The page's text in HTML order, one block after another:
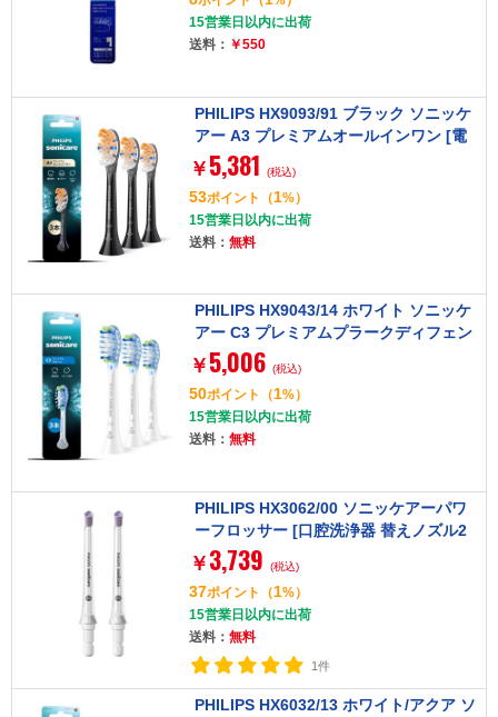
15営業日以内に出荷
送料： ￥550
PHILIPS HX9093/91 ブラック ソニッケ
アー A3 プレミアムオールインワン [電
動歯ブラシ用替えブラシ 3本]
￥ 5,381 (税込)
53ポイント （1%）
15営業日以内に出荷
送料： 無料
PHILIPS HX9043/14 ホワイト ソニッケ
アー C3 プレミアムプラークディフェン
ス [電動歯ブラシ用替えブラシ 3本]
￥ 5,006 (税込)
50ポイント （1%）
15営業日以内に出荷
送料： 無料
PHILIPS HX3062/00 ソニッケアーパワ
ーフロッサー [口腔洗浄器 替えノズル2
本入]
￥ 3,739 (税込)
37ポイント （1%）
15営業日以内に出荷
送料： 無料
1件
PHILIPS HX6032/13 ホワイト/アクア ソ